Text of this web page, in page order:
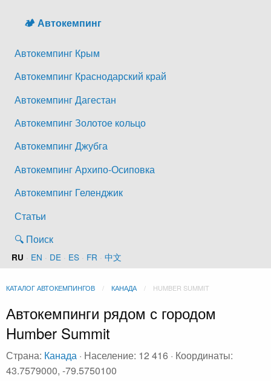
🏕️ Автокемпинг
Автокемпинг Крым
Автокемпинг Краснодарский край
Автокемпинг Дагестан
Автокемпинг Золотое кольцо
Автокемпинг Джубга
Автокемпинг Архипо-Осиповка
Автокемпинг Геленджик
Статьи
🔍 Поиск
RU · EN · DE · ES · FR · 中文
КАТАЛОГ АВТОКЕМПИНГОВ КАНАДА HUMBER SUMMIT
Автокемпинги рядом с городом
Humber Summit
Страна: Канада · Население: 12 416 · Координаты:
43.7579000, -79.5750100